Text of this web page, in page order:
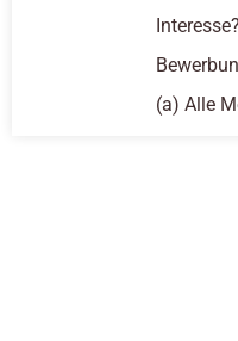
(a) Alle